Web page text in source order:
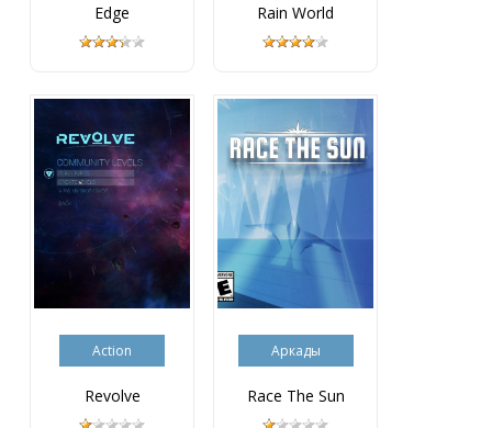
Edge Rain World
Action
Revolve
Аркады
Race The Sun